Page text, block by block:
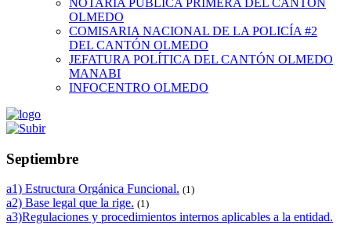
NOTARIA PÚBLICA PRIMERA DEL CANTÓN
OLMEDO
COMISARIA NACIONAL DE LA POLICÍA #2
DEL CANTÓN OLMEDO
JEFATURA POLÍTICA DEL CANTÓN OLMEDO
MANABI
INFOCENTRO OLMEDO
Septiembre
a1) Estructura Orgánica Funcional. (1)
a2) Base legal que la rige. (1)
a3)Regulaciones y procedimientos internos aplicables a la entidad.